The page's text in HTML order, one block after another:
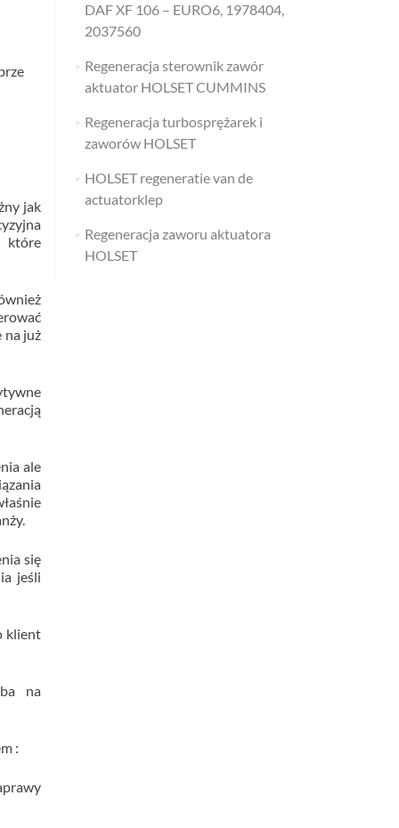
jak
które
na już
ale
się
jeśli
klient
na
:
DAF XF 106 – EURO6, 1978404,
2037560
Regeneracja sterownik zawór
aktuator HOLSET CUMMINS
Regeneracja turbosprężarek i
zaworów HOLSET
HOLSET regeneratie van de
actuatorklep
Regeneracja zaworu aktuatora
HOLSET